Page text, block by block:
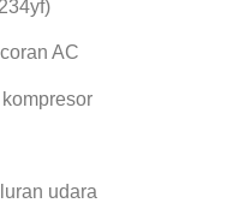
AC
udara